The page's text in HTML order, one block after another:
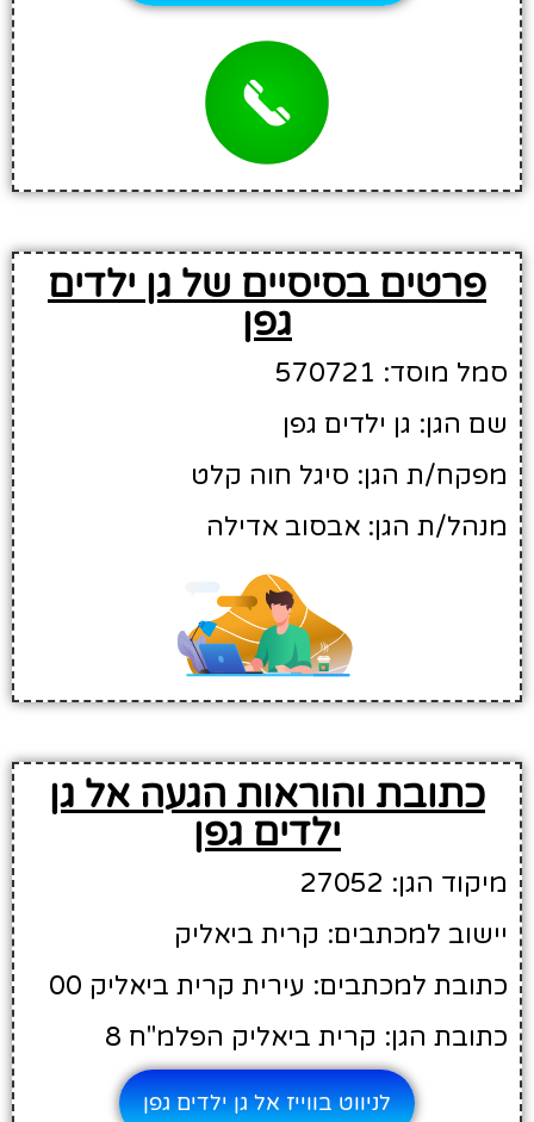
פרטים בסיסיים של גן ילדים
גפן
סמל מוסד: 570721
שם הגן: גן ילדים גפן
מפקח/ת הגן: סיגל חוה קלט
מנהל/ת הגן: אבסוב אדילה
כתובת והוראות הגעה אל גן
ילדים גפן
מיקוד הגן: 27052
יישוב למכתבים: קרית ביאליק
כתובת למכתבים: עירית קרית ביאליק 00
כתובת הגן: קרית ביאליק הפלמ"ח 8
לניווט בווייז אל גן ילדים גפן